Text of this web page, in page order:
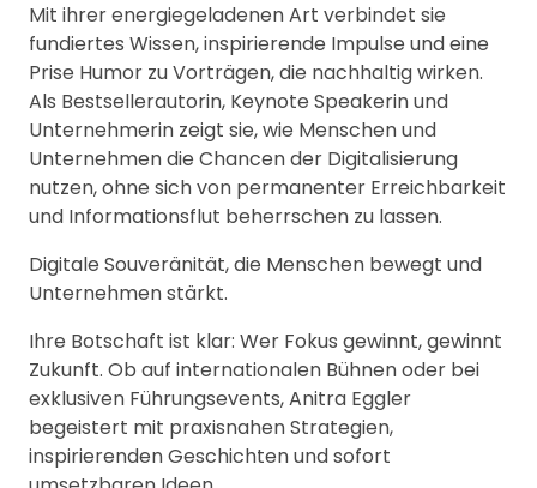
Mit ihrer energiegeladenen Art verbindet sie
fundiertes Wissen, inspirierende Impulse und eine
Prise Humor zu Vorträgen, die nachhaltig wirken.
Als Bestsellerautorin, Keynote Speakerin und
Unternehmerin zeigt sie, wie Menschen und
Unternehmen die Chancen der Digitalisierung
nutzen, ohne sich von permanenter Erreichbarkeit
und Informationsflut beherrschen zu lassen.
Digitale Souveränität, die Menschen bewegt und
Unternehmen stärkt.
Ihre Botschaft ist klar: Wer Fokus gewinnt, gewinnt
Zukunft. Ob auf internationalen Bühnen oder bei
exklusiven Führungsevents, Anitra Eggler
begeistert mit praxisnahen Strategien,
inspirierenden Geschichten und sofort